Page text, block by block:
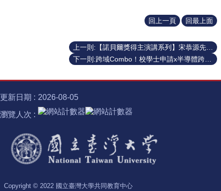
回上一頁 回最上面
更新日期 2026-08-05
瀏覽人次
Copyright © 2022 國立臺灣大學共同教育中心